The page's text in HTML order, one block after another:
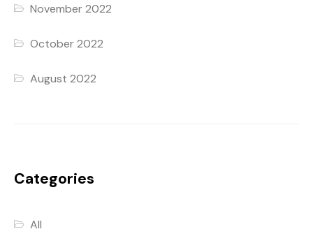
November 2022
October 2022
August 2022
Categories
All